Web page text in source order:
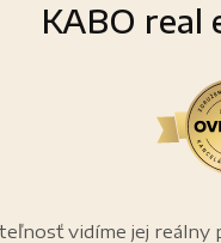
KABO real
vidíme jej